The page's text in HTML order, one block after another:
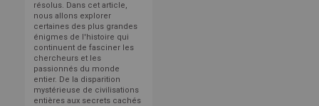
résolus. Dans cet article,
nous allons explorer
certaines des plus grandes
énigmes de l'histoire qui
continuent de fasciner les
chercheurs et les
passionnés du monde
entier. De la disparition
mystérieuse de civilisations
entières aux secrets cachés